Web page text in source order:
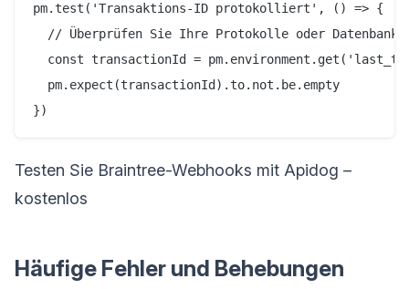
pm.test('Transaktions-ID protokolliert', () => {
  // Überprüfen Sie Ihre Protokolle oder Datenbank
const transactionId =
  pm.expect(transactionId).to.not.be.empty
Testen Sie Braintree-Webhooks mit Apidog –
kostenlos
Häufige Fehler und Behebungen